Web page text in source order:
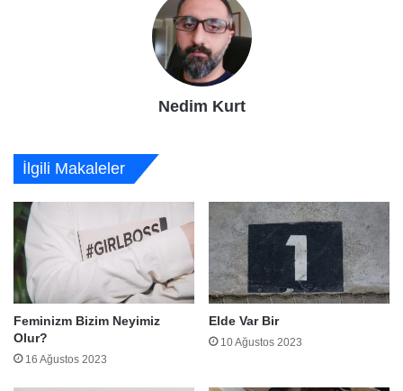
Nedim Kurt
İlgili Makaleler
Feminizm Bizim Neyimiz
Olur?
16 Ağustos 2023
Elde Var Bir
10 Ağustos 2023